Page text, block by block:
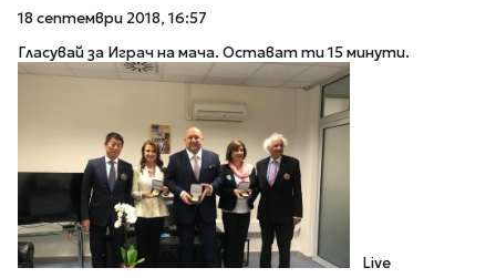
18 септември 2018, 16:57
Гласувай за Играч на мача. Остават ти 15 минути.
Live